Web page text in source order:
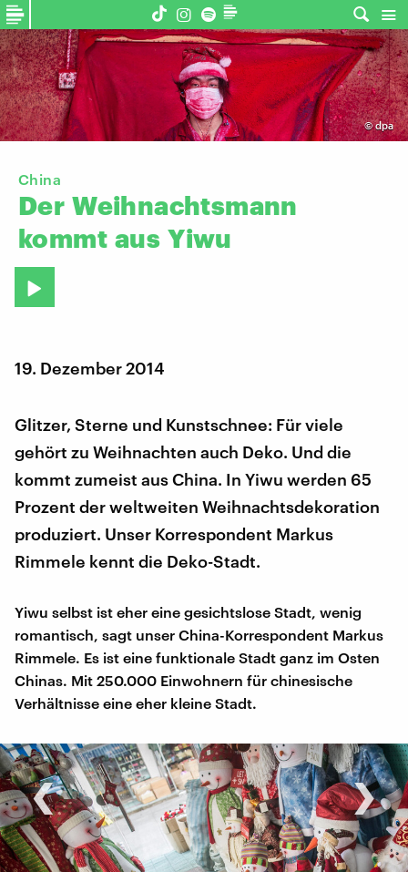
©dpa
China
Der Weihnachtsmann
kommt aus Yiwu
19. Dezember 2014
Glitzer, Sterne und Kunstschnee: Für viele
gehört zu Weihnachten auch Deko. Und die
kommt zumeist aus China. In Yiwu werden 65
Prozent der weltweiten Weihnachtsdekoration
produziert. Unser Korrespondent Markus
Rimmele kennt die Deko-Stadt.
Yiwu selbst ist eher eine gesichtslose Stadt, wenig
romantisch, sagt unser China-Korrespondent Markus
Rimmele. Es ist eine funktionale Stadt ganz im Osten
Chinas. Mit 250.000 Einwohnern für chinesische
Verhältnisse eine eher kleine Stadt.
‹ ›